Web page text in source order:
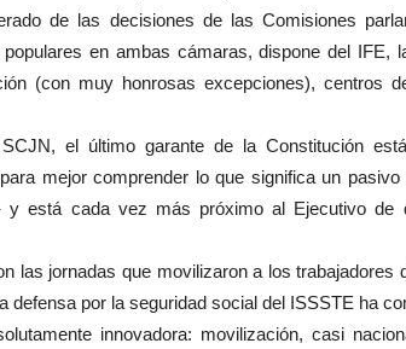
de las decisiones de las Comisiones
en ambas cámaras, dispone del IFE,
(con muy honrosas excepciones), centros
el último garante de la Constitución
mejor comprender lo que significa un pasivo
está cada vez más próximo al Ejecutivo de
las jornadas que movilizaron a los trabajadores
defensa por la seguridad social del ISSSTE ha
innovadora: movilización, casi